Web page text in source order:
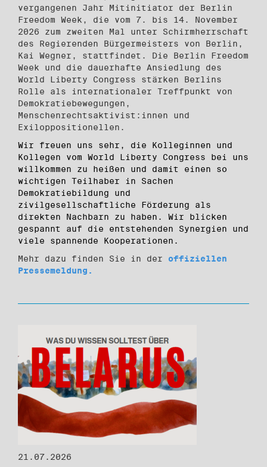
vergangenen Jahr Mitinitiator der Berlin
Freedom Week, die vom 7. bis 14. November
2026 zum zweiten Mal unter Schirmherrschaft
des Regierenden Bürgermeisters von Berlin,
Kai Wegner, stattfindet. Die Berlin Freedom
Week und die dauerhafte Ansiedlung des
World Liberty Congress stärken Berlins
Rolle als internationaler Treffpunkt von
Demokratiebewegungen,
Menschenrechtsaktivist:innen und
Exiloppositionellen.
Wir freuen uns sehr, die Kolleginnen und
Kollegen vom World Liberty Congress bei uns
willkommen zu heißen und damit einen so
wichtigen Teilhaber in Sachen
Demokratiebildung und
zivilgesellschaftliche Förderung als
direkten Nachbarn zu haben. Wir blicken
gespannt auf die entstehenden Synergien und
viele spannende Kooperationen.
Mehr dazu finden Sie in der offiziellen
Pressemeldung.
21.07.2026